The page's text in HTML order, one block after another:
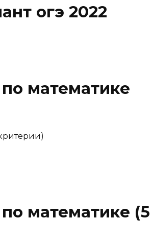
огэ 2022
математике
математике (5